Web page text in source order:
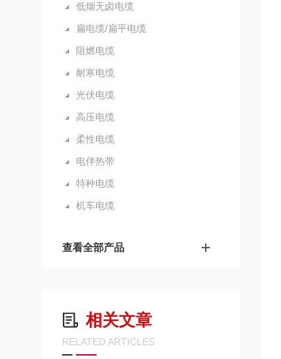
低烟无卤电缆
扁电缆/扁平电缆
阻燃电缆
耐寒电缆
光伏电缆
高压电缆
柔性电缆
电伴热带
特种电缆
机车电缆
查看全部产品
相关文章
RELATED ARTICLES